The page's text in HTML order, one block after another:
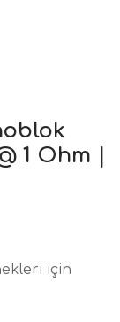
1 Ohm |
için